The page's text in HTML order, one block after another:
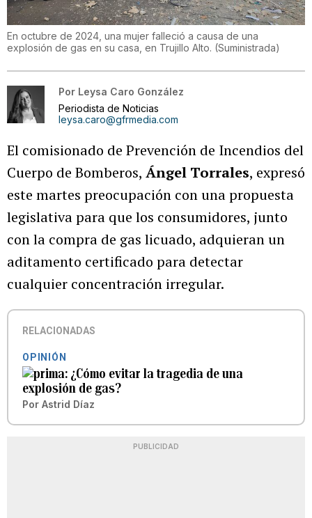
En octubre de 2024, una mujer falleció a causa de una
explosión de gas en su casa, en Trujillo Alto. (Suministrada)
Por Leysa Caro González
Periodista de Noticias
leysa.caro@gfrmedia.com
El comisionado de Prevención de Incendios del
Cuerpo de Bomberos, Ángel Torrales, expresó
este martes preocupación con una propuesta
legislativa para que los consumidores, junto
con la compra de gas licuado, adquieran un
aditamento certificado para detectar
cualquier concentración irregular.
RELACIONADAS
OPINIÓN
¿Cómo evitar la tragedia de una
explosión de gas?
Por Astrid Díaz
PUBLICIDAD